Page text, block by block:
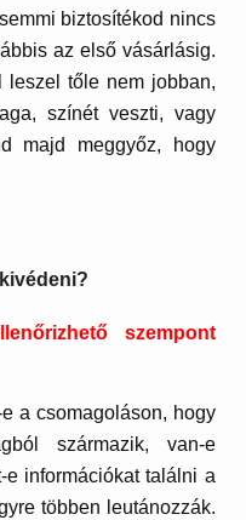
biztosítékod nincs
az első vásárlásig.
leszel tőle nem jobban,
színét veszti, vagy
majd meggyőz, hogy
szempont
a csomagoláson, hogy
származik, van-e
információkat találni a
többen leutánozzák.